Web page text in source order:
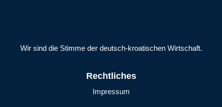
Wir sind die Stimme der deutsch-kroatischen Wirtschaft.
Rechtliches
Impressum